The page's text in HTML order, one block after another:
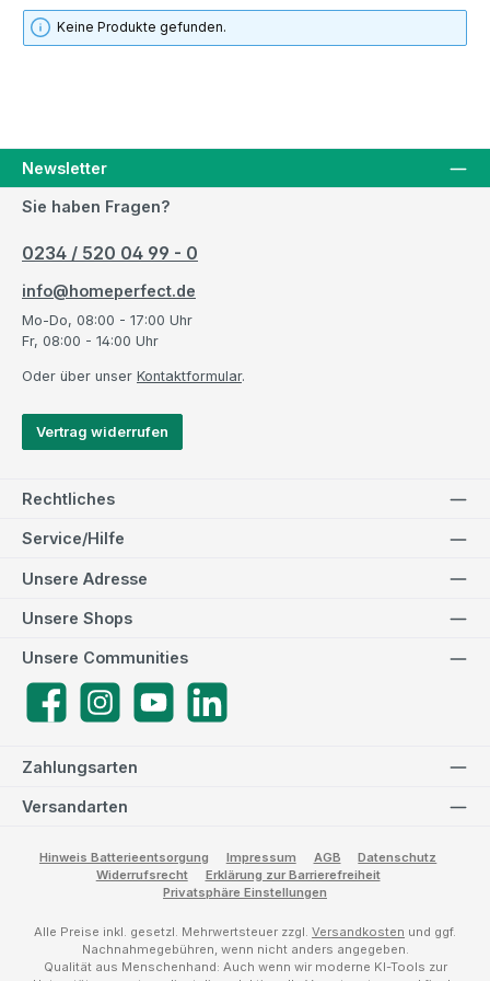
Keine Produkte gefunden.
Newsletter
Sie haben Fragen?
0234 / 520 04 99 - 0
info@homeperfect.de
Mo-Do, 08:00 - 17:00 Uhr
Fr, 08:00 - 14:00 Uhr
Oder über unser Kontaktformular.
Vertrag widerrufen
Rechtliches
Service/Hilfe
Zahlungsarten
Versandarten
Unsere Adresse
Unsere Communities
FacebookInstagramYouTube LinkedIn
Unsere Shops
Hinweis Batterieentsorgung Impressum AGB
Datenschutz
Widerrufsrecht
Erklärung zur Barrierefreiheit
Privatsphäre Einstellungen
Alle Preise inkl. gesetzl. Mehrwertsteuer zzgl. Versandkosten und ggf.
Nachnahmegebühren, wenn nicht anders angegeben.
Qualität aus Menschenhand: Auch wenn wir moderne KI-Tools zur